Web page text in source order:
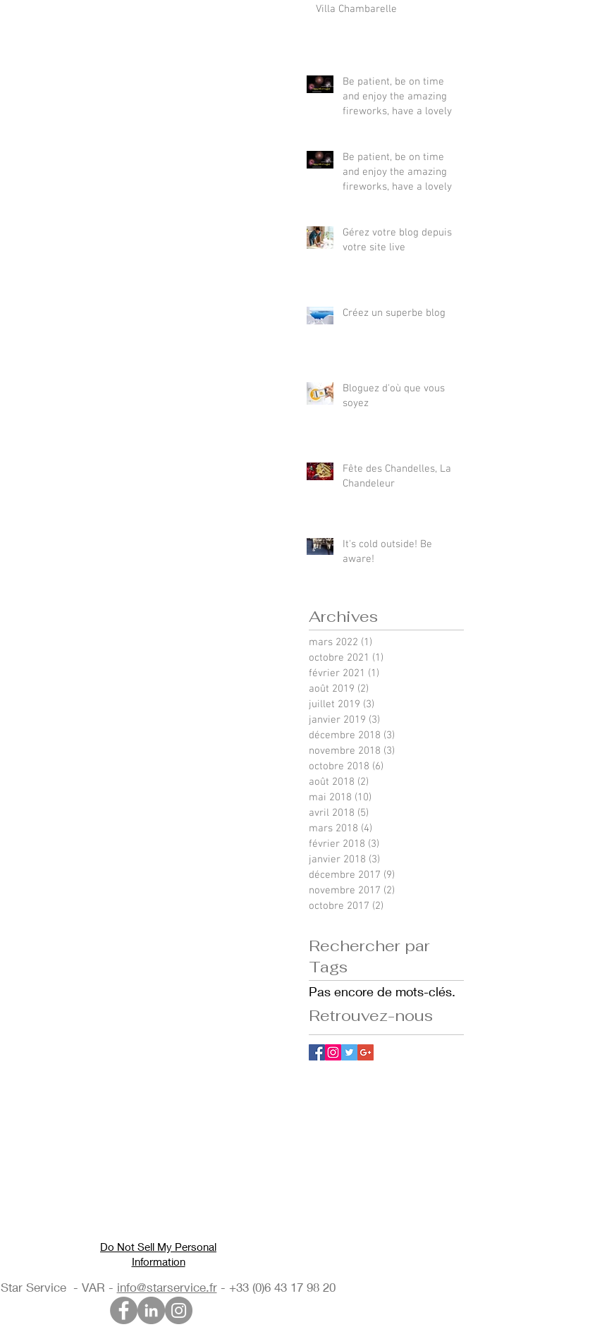
Villa Chambarelle
Be patient, be on time
and enjoy the amazing
fireworks, have a lovely
Be patient, be on time
and enjoy the amazing
fireworks, have a lovely
Gérez votre blog depuis
votre site live
Créez un superbe blog
Bloguez d'où que vous
soyez
Fête des Chandelles, La
Chandeleur
It's cold outside! Be
aware!
Archives
mars 2022 (1)
octobre 2021 (1)
février 2021 (1)
août 2019 (2)
juillet 2019 (3)
janvier 2019 (3)
décembre 2018 (3)
novembre 2018 (3)
octobre 2018 (6)
août 2018 (2)
mai 2018 (10)
avril 2018 (5)
mars 2018 (4)
février 2018 (3)
janvier 2018 (3)
décembre 2017 (9)
novembre 2017 (2)
octobre 2017 (2)
Rechercher par
Tags
Pas encore de mots-clés.
Retrouvez-nous
Do Not Sell My Personal
Information
Star Service - VAR - info@starservice.fr- +33 (0)6 43 17 98 20